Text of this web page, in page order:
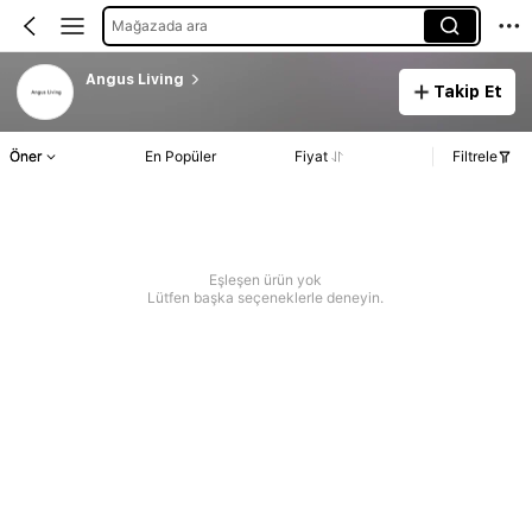
Mağazada ara
Angus Living
Takip Et
Öner En Popüler Fiyat Filtrele
Eşleşen ürün yok
Lütfen başka seçeneklerle deneyin.